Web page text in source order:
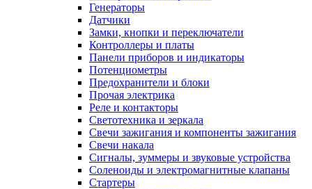
Генераторы
Датчики
Замки, кнопки и переключатели
Контроллеры и платы
Панели приборов и индикаторы
Потенциометры
Предохранители и блоки
Прочая электрика
Реле и контакторы
Светотехника и зеркала
Свечи зажигания и компоненты зажигания
Свечи накала
Сигналы, зуммеры и звуковые устройства
Соленоиды и электромагнитные клапаны
Стартеры